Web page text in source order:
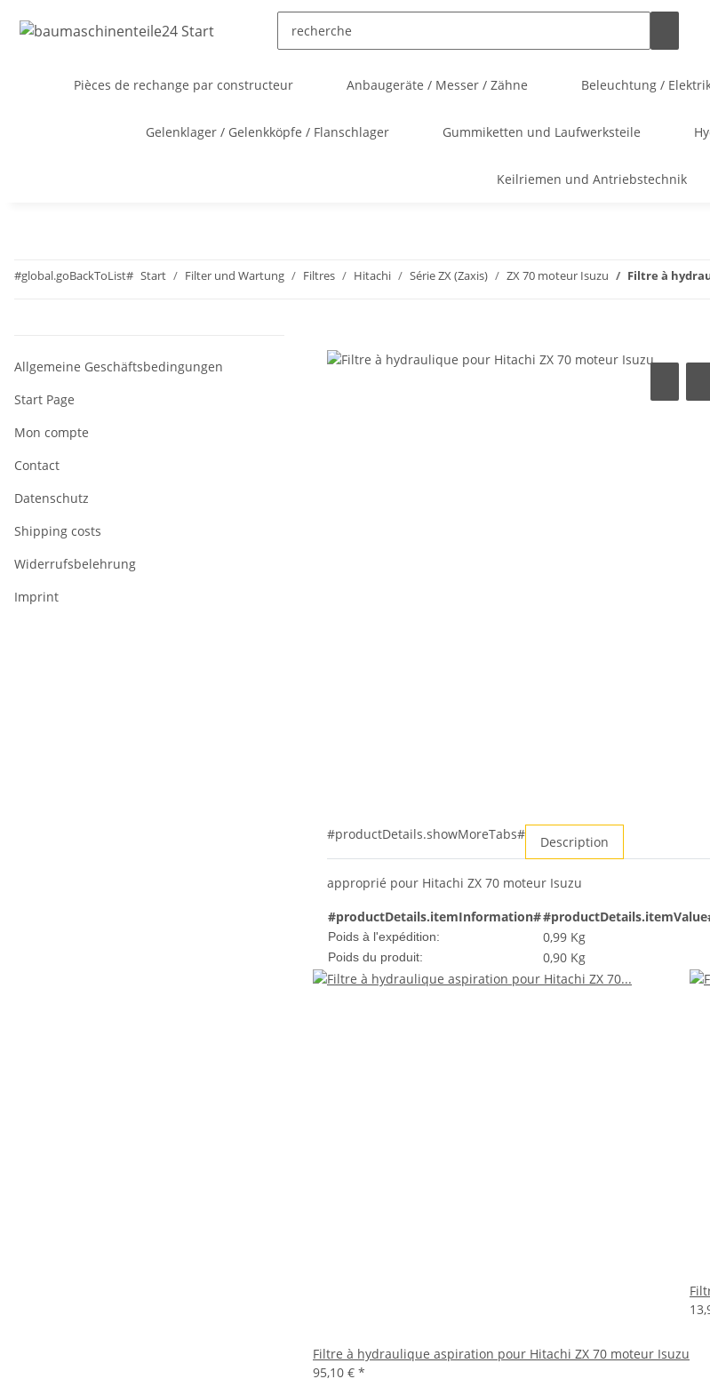
Pièces de rechange par constructeur Anbaugeräte / Messer / Zähne Beleuchtung /
Gelenklager / Gelenkköpfe / Flanschlager Gummiketten und Laufwerksteile
Keilriemen und Antriebstechnik
#global.goBackToList# Start Filter und Wartung Filtres Hitachi Série ZX (Zaxis) ZX 70 moteur Isuzu Filtre à
#productDetails.showMoreTabs# Description
approprié pour Hitachi ZX 70 moteur Isuzu
#productDetails.itemInformation#
Poids à l'expédition: 0,99 Kg
Poids du produit: 0,90 Kg
Filtre à hydraulique aspiration pour Hitachi ZX 70 moteur Isuzu
95,10 € *
Allgemeine Geschäftsbedingungen
Start Page
Mon compte
Contact
Datenschutz
Shipping costs
Widerrufsbelehrung
Imprint